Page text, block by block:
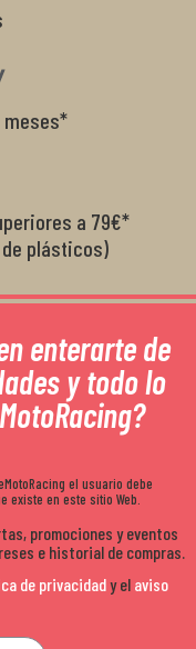
a 79€*
plásticos)
enterarte de
y todo lo
el usuario debe
existe en este sitio Web.
promociones y eventos
e historial de compras.
de privacidady el aviso